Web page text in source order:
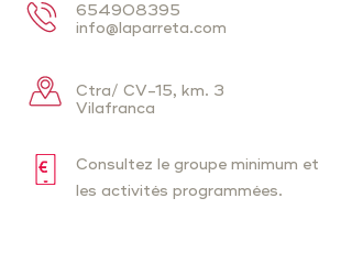
654908395
info@laparreta.com
Ctra/ CV-15, km. 3
Vilafranca
Consultez le groupe minimum et
les activités programmées.